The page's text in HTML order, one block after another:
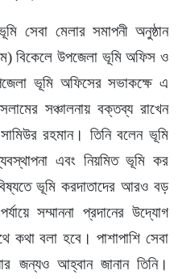
সেবা মেলার সমাপনী অনুষ্ঠান
বিকেলে উপজেলা ভূমি অফিস ও
ভূমি অফিসের সভাকক্ষে এ
সঞ্চালনায় বক্তব্য রাখেন
রহমান। তিনি বলেন ভূমি
এবং নিয়মিত ভূমি কর
ভূমি করদাতাদের আরও বড়
সম্মাননা প্রদানের উদ্যোগ
কথা বলা হবে। পাশাপাশি সেবা
জন্যও আহ্বান জানান তিনি।